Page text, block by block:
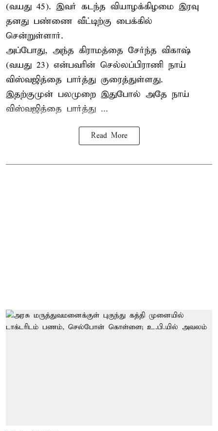
(வயது 45). இவர் கடந்த வியாழக்கிழமை இரவு
தனது பண்ணை வீட்டிற்கு பைக்கில்
சென்றுள்ளார்.
அப்போது, அந்த கிராமத்தை சேர்ந்த விகாஷ்
(வயது 23) என்பவரின் செல்லப்பிராணி நாய்
விஸ்வஜித்தை பார்த்து குரைத்துள்ளது.
இதற்குமுன் பலமுறை இதுபோல் அதே நாய்
விஸ்வஜித்தை பார்த்து ...
Read More